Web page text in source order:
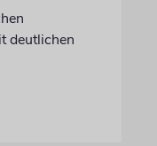
deutlichen